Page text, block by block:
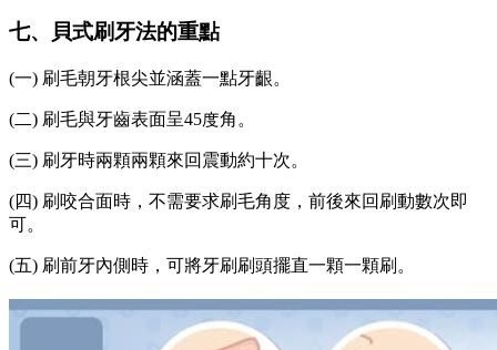
七、貝式刷牙法的重點
(一) 刷毛朝牙根尖並涵蓋一點牙齦。
(二) 刷毛與牙齒表面呈45度角。
(三) 刷牙時兩顆兩顆來回震動約十次。
(四) 刷咬合面時，不需要求刷毛角度，前後來回刷動數次即
可。
(五) 刷前牙內側時，可將牙刷刷頭擺直一顆一顆刷。